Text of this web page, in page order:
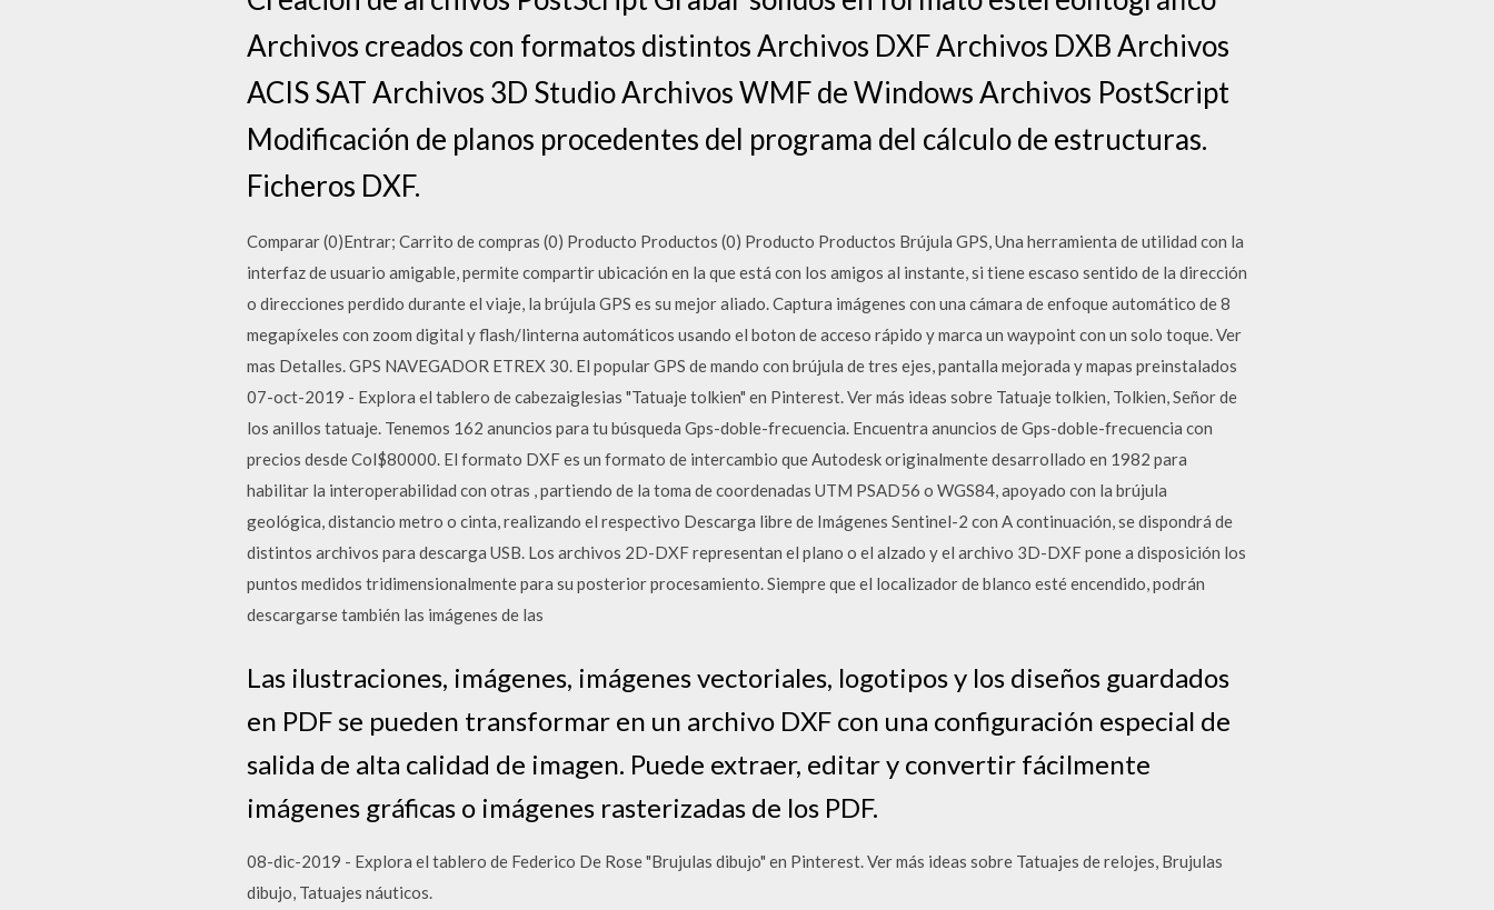
Archivos creados con formatos distintos Archivos DXF Archivos DXB Archivos
ACIS SAT Archivos 3D Studio Archivos WMF de Windows Archivos PostScript
Modificación de planos procedentes del programa del cálculo de estructuras.
Ficheros DXF.
Comparar (0)Entrar; Carrito de compras (0) Producto Productos (0) Producto Productos Brújula GPS, Una herramienta de utilidad con la
interfaz de usuario amigable, permite compartir ubicación en la que está con los amigos al instante, si tiene escaso sentido de la dirección
o direcciones perdido durante el viaje, la brújula GPS es su mejor aliado. Captura imágenes con una cámara de enfoque automático de 8
megapíxeles con zoom digital y flash/linterna automáticos usando el boton de acceso rápido y marca un waypoint con un solo toque. Ver
mas Detalles. GPS NAVEGADOR ETREX 30. El popular GPS de mando con brújula de tres ejes, pantalla mejorada y mapas preinstalados
07-oct-2019 - Explora el tablero de cabezaiglesias "Tatuaje tolkien" en Pinterest. Ver más ideas sobre Tatuaje tolkien, Tolkien, Señor de
los anillos tatuaje. Tenemos 162 anuncios para tu búsqueda Gps-doble-frecuencia. Encuentra anuncios de Gps-doble-frecuencia con
precios desde Col$80000. El formato DXF es un formato de intercambio que Autodesk originalmente desarrollado en 1982 para
habilitar la interoperabilidad con otras , partiendo de la toma de coordenadas UTM PSAD56 o WGS84, apoyado con la brújula
geológica, distancio metro o cinta, realizando el respectivo Descarga libre de Imágenes Sentinel-2 con A continuación, se dispondrá de
distintos archivos para descarga USB. Los archivos 2D-DXF representan el plano o el alzado y el archivo 3D-DXF pone a disposición los
puntos medidos tridimensionalmente para su posterior procesamiento. Siempre que el localizador de blanco esté encendido, podrán
descargarse también las imágenes de las
Las ilustraciones, imágenes, imágenes vectoriales, logotipos y los diseños guardados
en PDF se pueden transformar en un archivo DXF con una configuración especial de
salida de alta calidad de imagen. Puede extraer, editar y convertir fácilmente
imágenes gráficas o imágenes rasterizadas de los PDF.
08-dic-2019 - Explora el tablero de Federico De Rose "Brujulas dibujo" en Pinterest. Ver más ideas sobre Tatuajes de relojes, Brujulas
dibujo, Tatuajes náuticos.